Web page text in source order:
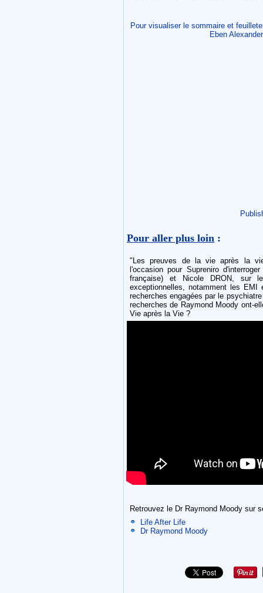
Pour visualiser le sommaire et
Eben
Pour aller plus loin :
"Les preuves de la vie après la
l'occasion pour Supreniro
française) et Nicole DRON, sur
exceptionnelles, notamment les
recherches engagées par le
recherches de Raymond Moody ont-
Vie après la Vie ?
Retrouvez le Dr Raymond Moody sur
Life After Life
Dr Raymond Moody